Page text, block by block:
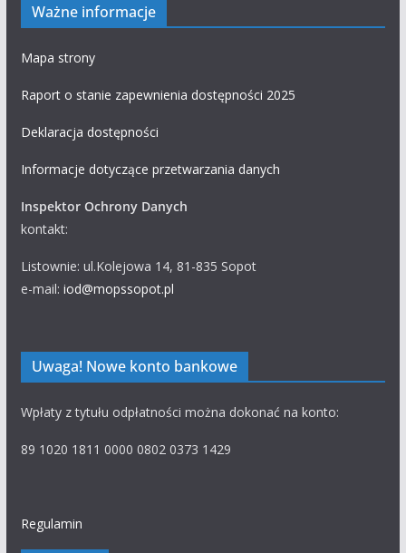
Ważne informacje
Mapa strony
Raport o stanie zapewnienia dostępności 2025
Deklaracja dostępności
Informacje dotyczące przetwarzania danych
Inspektor Ochrony Danych
kontakt:
Listownie: ul.Kolejowa 14, 81-835 Sopot
e-mail: iod@mopssopot.pl
Uwaga! Nowe konto bankowe
Wpłaty z tytułu odpłatności można dokonać na konto:
89 1020 1811 0000 0802 0373 1429
Regulamin